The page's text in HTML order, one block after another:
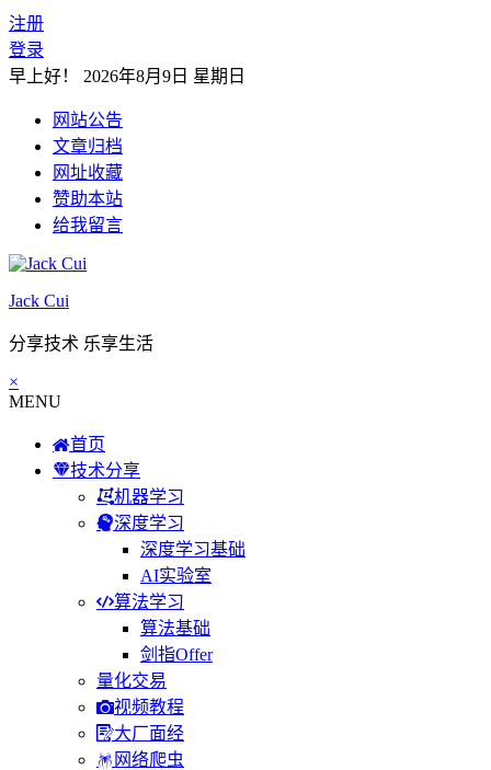
注册
登录
早上好！ 2026年8月9日 星期日
网站公告
文章归档
网址收藏
赞助本站
给我留言
Jack Cui
分享技术 乐享生活
×
MENU
首页
技术分享
机器学习
深度学习
深度学习基础
AI实验室
算法学习
算法基础
剑指Offer
量化交易
视频教程
大厂面经
网络爬虫